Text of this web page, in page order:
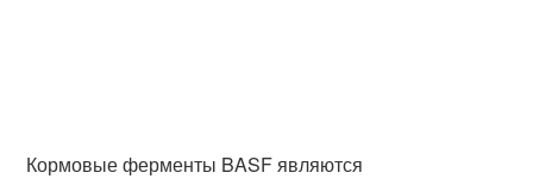
Кормовые ферменты BASF являются